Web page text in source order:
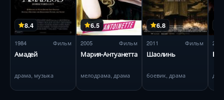
8.4
1984 Фильм
Амадей
драма, музыка
6.5
2005 Фильм
Мария-Антуанетта
мелодрама, драма
6.8
2011 Фильм
Шаолинь
боевик, драма
2005